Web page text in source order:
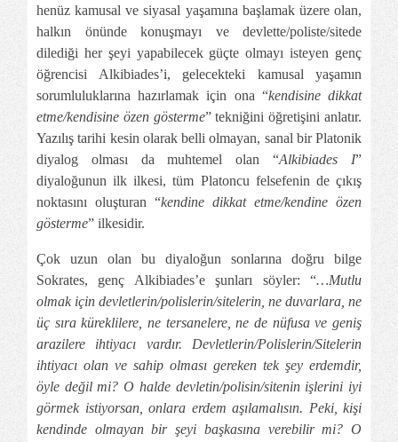
henüz kamusal ve siyasal yaşamına başlamak üzere olan,
halkın önünde konuşmayı ve devlette/poliste/sitede
dilediği her şeyi yapabilecek güçte olmayı isteyen genç
öğrencisi Alkibiades’i, gelecekteki kamusal yaşamın
sorumluluklarına hazırlamak için ona “kendisine dikkat
etme/kendisine özen gösterme” tekniğini öğretişini anlatır.
Yazılış tarihi kesin olarak belli olmayan, sanal bir Platonik
diyalog olması da muhtemel olan “Alkibiades I”
diyaloğunun ilk ilkesi, tüm Platoncu felsefenin de çıkış
noktasını oluşturan “kendine dikkat etme/kendine özen
gösterme” ilkesidir.
Çok uzun olan bu diyaloğun sonlarına doğru bilge
Sokrates, genç Alkibiades’e şunları söyler: “…Mutlu
olmak için devletlerin/polislerin/sitelerin, ne duvarlara, ne
üç sıra küreklilere, ne tersanelere, ne de nüfusa ve geniş
arazilere ihtiyacı vardır. Devletlerin/Polislerin/Sitelerin
ihtiyacı olan ve sahip olması gereken tek şey erdemdir,
öyle değil mi? O halde devletin/polisin/sitenin işlerini iyi
görmek istiyorsan, onlara erdem aşılamalısın. Peki, kişi
kendinde olmayan bir şeyi başkasına verebilir mi? O